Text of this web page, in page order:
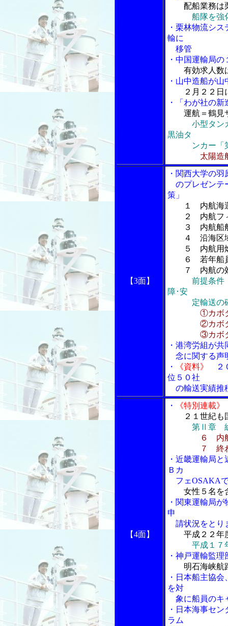
配船業務は
船隊を強
・栗林物流シ
輸に
移管
・中国運輸局
有効求人数
・山中造船が
２月２２
・「わが社の新
運航＝鶴見
小型タン
黒油タ
ンカー「第
太陽造
【3面】
・関西大学の
のプレゼンテ
策」
１ 内航海
２ 内航フィ
３ 内航船舶
４ 沿海区域
５ 内航用燃
６ 若年船員
７ 内航の効
前提条件
障･安
定輸送の
①カボ
②カボター
③カボター
・港湾労組が
念に関する声
・
《資料》
２
位５０社
の輸送実績推
【4面】
・ 《特別連載》
２１世紀
第Ⅱ章
６ 内
７ 終わ
・近畿運輸局
Ｂカ
フェOSAKA
女性５名を
・関東運輸局
申
請状況をとり
平成２２年
平成１７
・神戸運輸監
明石海峡航
・日本船主協
を対
象に船員のキ
・日本海事セ
ラム